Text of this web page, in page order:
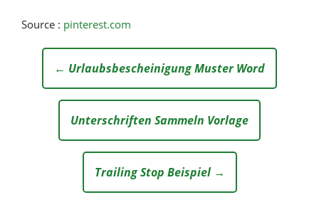
Source : pinterest.com
← Urlaubsbescheinigung Muster Word
Unterschriften Sammeln Vorlage
Trailing Stop Beispiel →